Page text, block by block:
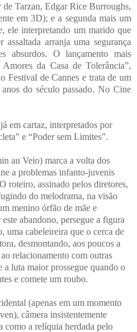
Tarzan, Edgar Rice Burroughs,
em 3D); e a segunda mais um
ele interpretando um marido que
assaltada arranja uma segurança
absurdos. O lançamento mais
da Casa de Tolerância”,
Festival de Cannes e trata de um
do século passado. No Cine
em cartaz, interpretados por
e “Poder sem Limites”.
au Veio) marca a volta dos
a problemas infanto-juvenis
roteiro, assinado pelos diretores,
do melodrama, na visão
menino órfão de mãe e
abandono, persegue a figura
uma cabeleireira que o cerca de
desmontando, aos poucos a
ao relacionamento com outras
a luta maior prossegue quando o
e comete um roubo.
(apenas em um momento
câmera insistentemente
como a relíquia herdada pelo